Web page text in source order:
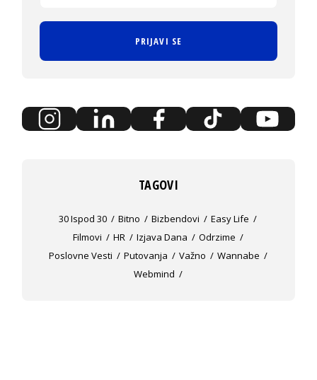
PRIJAVI SE
TAGOVI
30 Ispod 30 Bitno Bizbendovi
Easy Life
Filmovi
HR Izjava Dana
Odrzime
Poslovne Vesti
Putovanja Važno
Wannabe
Webmind